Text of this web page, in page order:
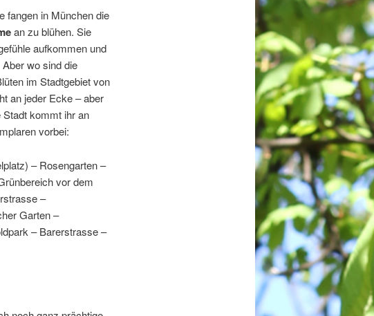
fangen in München die
an zu blühen. Sie
aufkommen und
wo sind die
im Stadtgebiet von
an jeder Ecke – aber
Stadt kommt ihr an
vorbei:
– Rosengarten –
vor dem
–
Garten –
– Barerstrasse –